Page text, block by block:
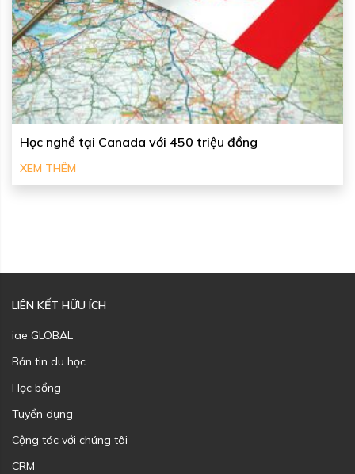
Học nghề tại Canada với 450 triệu đồng
XEM THÊM
LIÊN KẾT HỮU ÍCH
iae GLOBAL
Bản tin du học
Học bổng
Tuyển dụng
Cộng tác với chúng tôi
CRM